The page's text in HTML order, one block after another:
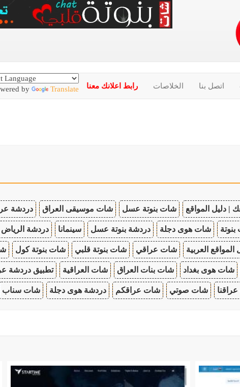
اتصل بنا الخلاصات رابط اعلانك معنا by Translate
| دليل المواقع شات بنوتة عسل شات موسيقى العراق دردشة
شات هوى دجلة دردشة بنوتة عسل سينمانا دردشة الرياض
المواقع العربية شات عراقي شات بنوتة قلبي شات بنوتة كول
شات هوى بغداد شات بنات العراق شات العراقية تطبيق دردشة
شات صوتي شات عراقكم دردشة هوى دجلة شات سناب